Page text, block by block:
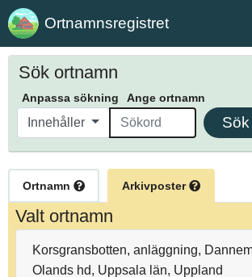
Ortnamnsregistret
Sök ortnamn
Anpassa sökning Ange ortnamn
Innehåller Sök
Ortnamn Arkivposter
Valt ortnamn
Korsgransbotten, anläggning,
Olands hd, Uppsala län, Uppland